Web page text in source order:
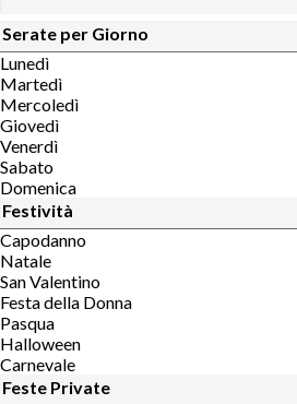
Serate per Giorno
Lunedì
Martedì
Mercoledì
Giovedì
Venerdì
Sabato
Domenica
Festività
Capodanno
Natale
San Valentino
Festa della Donna
Pasqua
Halloween
Carnevale
Feste Private